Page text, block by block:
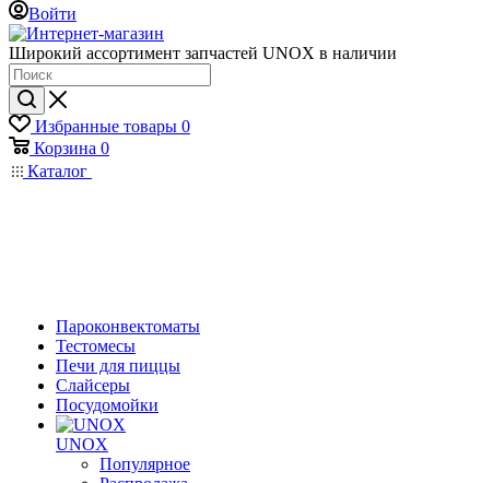
Войти
Широкий ассортимент запчастей UNOX в наличии
Избранные товары 0
Корзина 0
Каталог
Пароконвектоматы
Тестомесы
Печи для пиццы
Слайсеры
Посудомойки
UNOX
Популярное